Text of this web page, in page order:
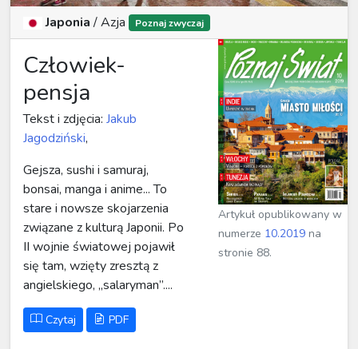
Japonia/Azja Poznaj zwyczaj
Człowiek-
pensja
Tekst i zdjęcia: Jakub
Jagodziński,
Gejsza, sushi i samuraj,
bonsai, manga i anime... To
stare i nowsze skojarzenia
związane z kulturą Japonii. Po
II wojnie światowej pojawił
się tam, wzięty zresztą z
angielskiego, „salaryman”....
Czytaj PDF
Artykuł opublikowany w
numerze 10.2019 na
stronie 88.